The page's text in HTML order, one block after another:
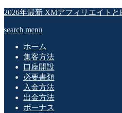
2026年最新 XMアフィリエイトと
search menu
ホーム
集客方法
口座開設
必要書類
入金方法
出金方法
ボーナス